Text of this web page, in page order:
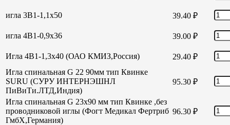
игла 3В1-1,1х50 39.40 ₽
игла 4В1-0,9х36 39.00 ₽
Игла 4В1-1,3х40 (ОАО КМИЗ,Россия) 29.40 ₽
Игла спинальная G 22 90мм тип Квинке
SURU (СУРУ ИНТЕРНЭШНЛ
ПиВиТи.ЛТД,Индия)
95.30 ₽
Игла спинальная G 23х90 мм тип Квинке ,без
проводниковой иглы (Фогт Медикал Фертриб
ГмбХ,Германия)
96.30 ₽